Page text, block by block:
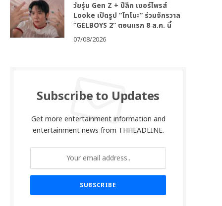
วัยรุ่น Gen Z + ปีลึก เซอร์ไพรส์
Looke เปิดรูป “โทโมะ” ร่วมจักรวาล
“GELBOYS 2” ตอนแรก 8 ส.ค. นี้
07/08/2026
Subscribe to Updates
Get more entertainment information and
entertainment news from THHEADLINE.